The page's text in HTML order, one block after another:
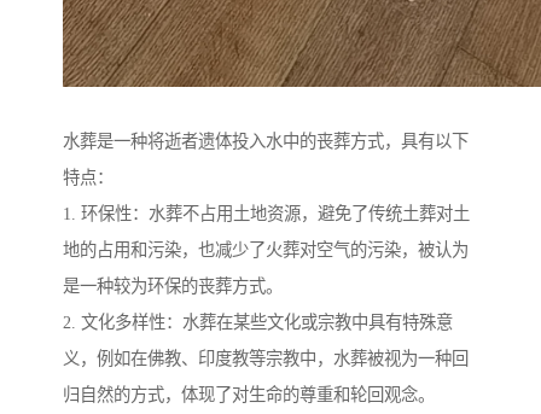
水葬是一种将逝者遗体投入水中的丧葬方式，具有以下
特点：
1. 环保性：水葬不占用土地资源，避免了传统土葬对土
地的占用和污染，也减少了火葬对空气的污染，被认为
是一种较为环保的丧葬方式。
2. 文化多样性：水葬在某些文化或宗教中具有特殊意
义，例如在佛教、印度教等宗教中，水葬被视为一种回
归自然的方式，体现了对生命的尊重和轮回观念。